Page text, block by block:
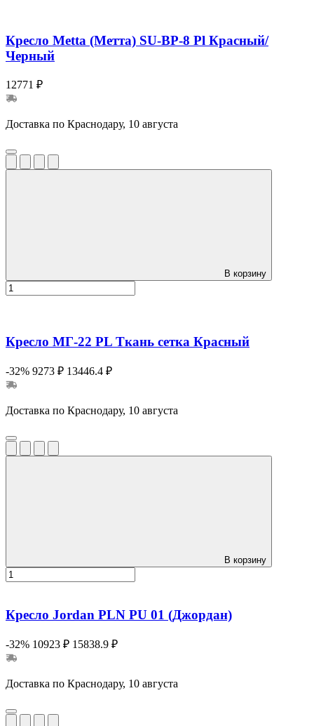
Кресло Metta (Метта) SU-BP-8 Pl Красный/
Черный
12771 ₽
Доставка по Краснодару, 10 августа
В корзину
Кресло МГ-22 PL Ткань сетка Красный
-32% 9273 ₽ 13446.4 ₽
Доставка по Краснодару, 10 августа
В корзину
Кресло Jordan PLN PU 01 (Джордан)
-32% 10923 ₽ 15838.9 ₽
Доставка по Краснодару, 10 августа